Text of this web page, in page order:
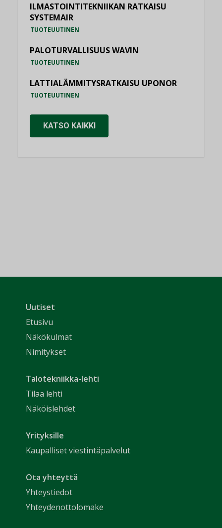
ILMASTOINTITEKNIIKAN RATKAISU
SYSTEMAIR
TUOTEUUTINEN
PALOTURVALLISUUS WAVIN
TUOTEUUTINEN
LATTIALÄMMITYSRATKAISU UPONOR
TUOTEUUTINEN
KATSO KAIKKI
Uutiset
Etusivu
Näkökulmat
Nimitykset
Talotekniikka-lehti
Tilaa lehti
Näköislehdet
Yrityksille
Kaupalliset viestintäpalvelut
Ota yhteyttä
Yhteystiedot
Yhteydenottolomake